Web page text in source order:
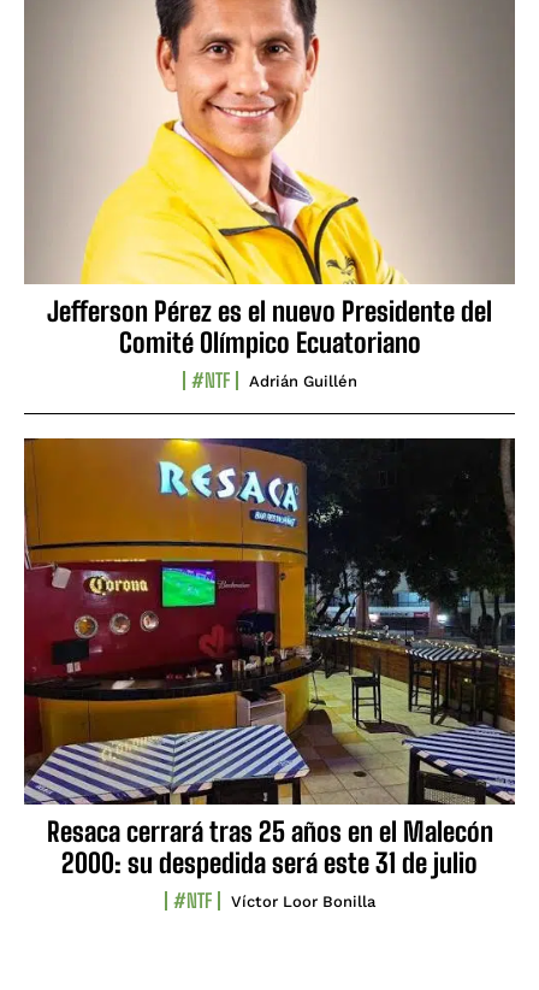
Jefferson Pérez es el nuevo Presidente del
Comité Olímpico Ecuatoriano
#NTF Adrián Guillén
Resaca cerrará tras 25 años en el Malecón
2000: su despedida será este 31 de julio
#NTF Víctor Loor Bonilla